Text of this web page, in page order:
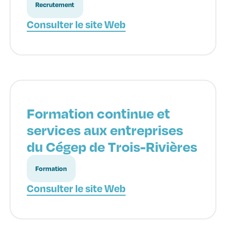
Recrutement
Consulter le site Web
Formation continue et
services aux entreprises
du Cégep de Trois-Rivières
Formation
Consulter le site Web